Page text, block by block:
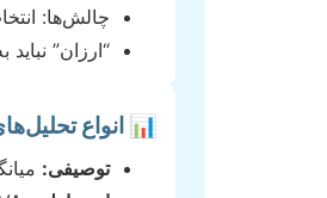
چالش‌ها:
“ارزان”
📊 انواع
توصیفی: